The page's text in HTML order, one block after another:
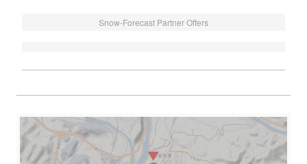
Snow-Forecast Partner Offers